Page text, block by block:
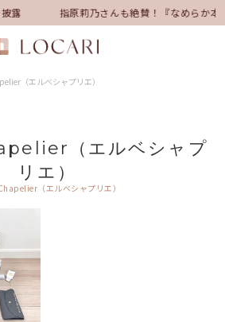
露 指原莉乃さんも絶賛！『なめらか
（エルベシャプリエ）
（エルベシャプ
リエ）
（エルベシャプリエ）